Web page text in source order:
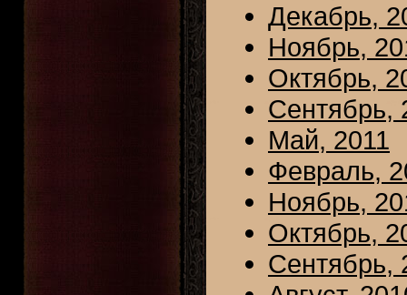
Декабрь,
Ноябрь,
Октябрь,
Сентябрь,
Май, 2011
Февраль,
Ноябрь,
Октябрь,
Сентябрь,